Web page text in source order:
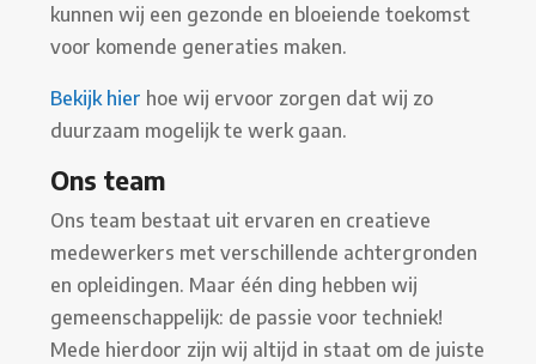
kunnen wij een gezonde en bloeiende toekomst
voor komende generaties maken.
Bekijk hier hoe wij ervoor zorgen dat wij zo
duurzaam mogelijk te werk gaan.
Ons team
Ons team bestaat uit ervaren en creatieve
medewerkers met verschillende achtergronden
en opleidingen. Maar één ding hebben wij
gemeenschappelijk: de passie voor techniek!
Mede hierdoor zijn wij altijd in staat om de juiste